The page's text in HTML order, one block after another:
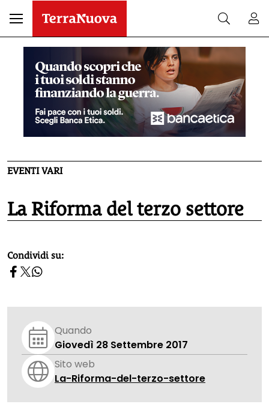
EVENTI VARI
La Riforma del terzo settore
homepage h2
Condividi su:
Quando
Giovedì 28 Settembre 2017
Sito web
La-Riforma-del-terzo-settore